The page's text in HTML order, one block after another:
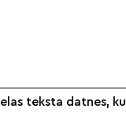
teksta datnes,